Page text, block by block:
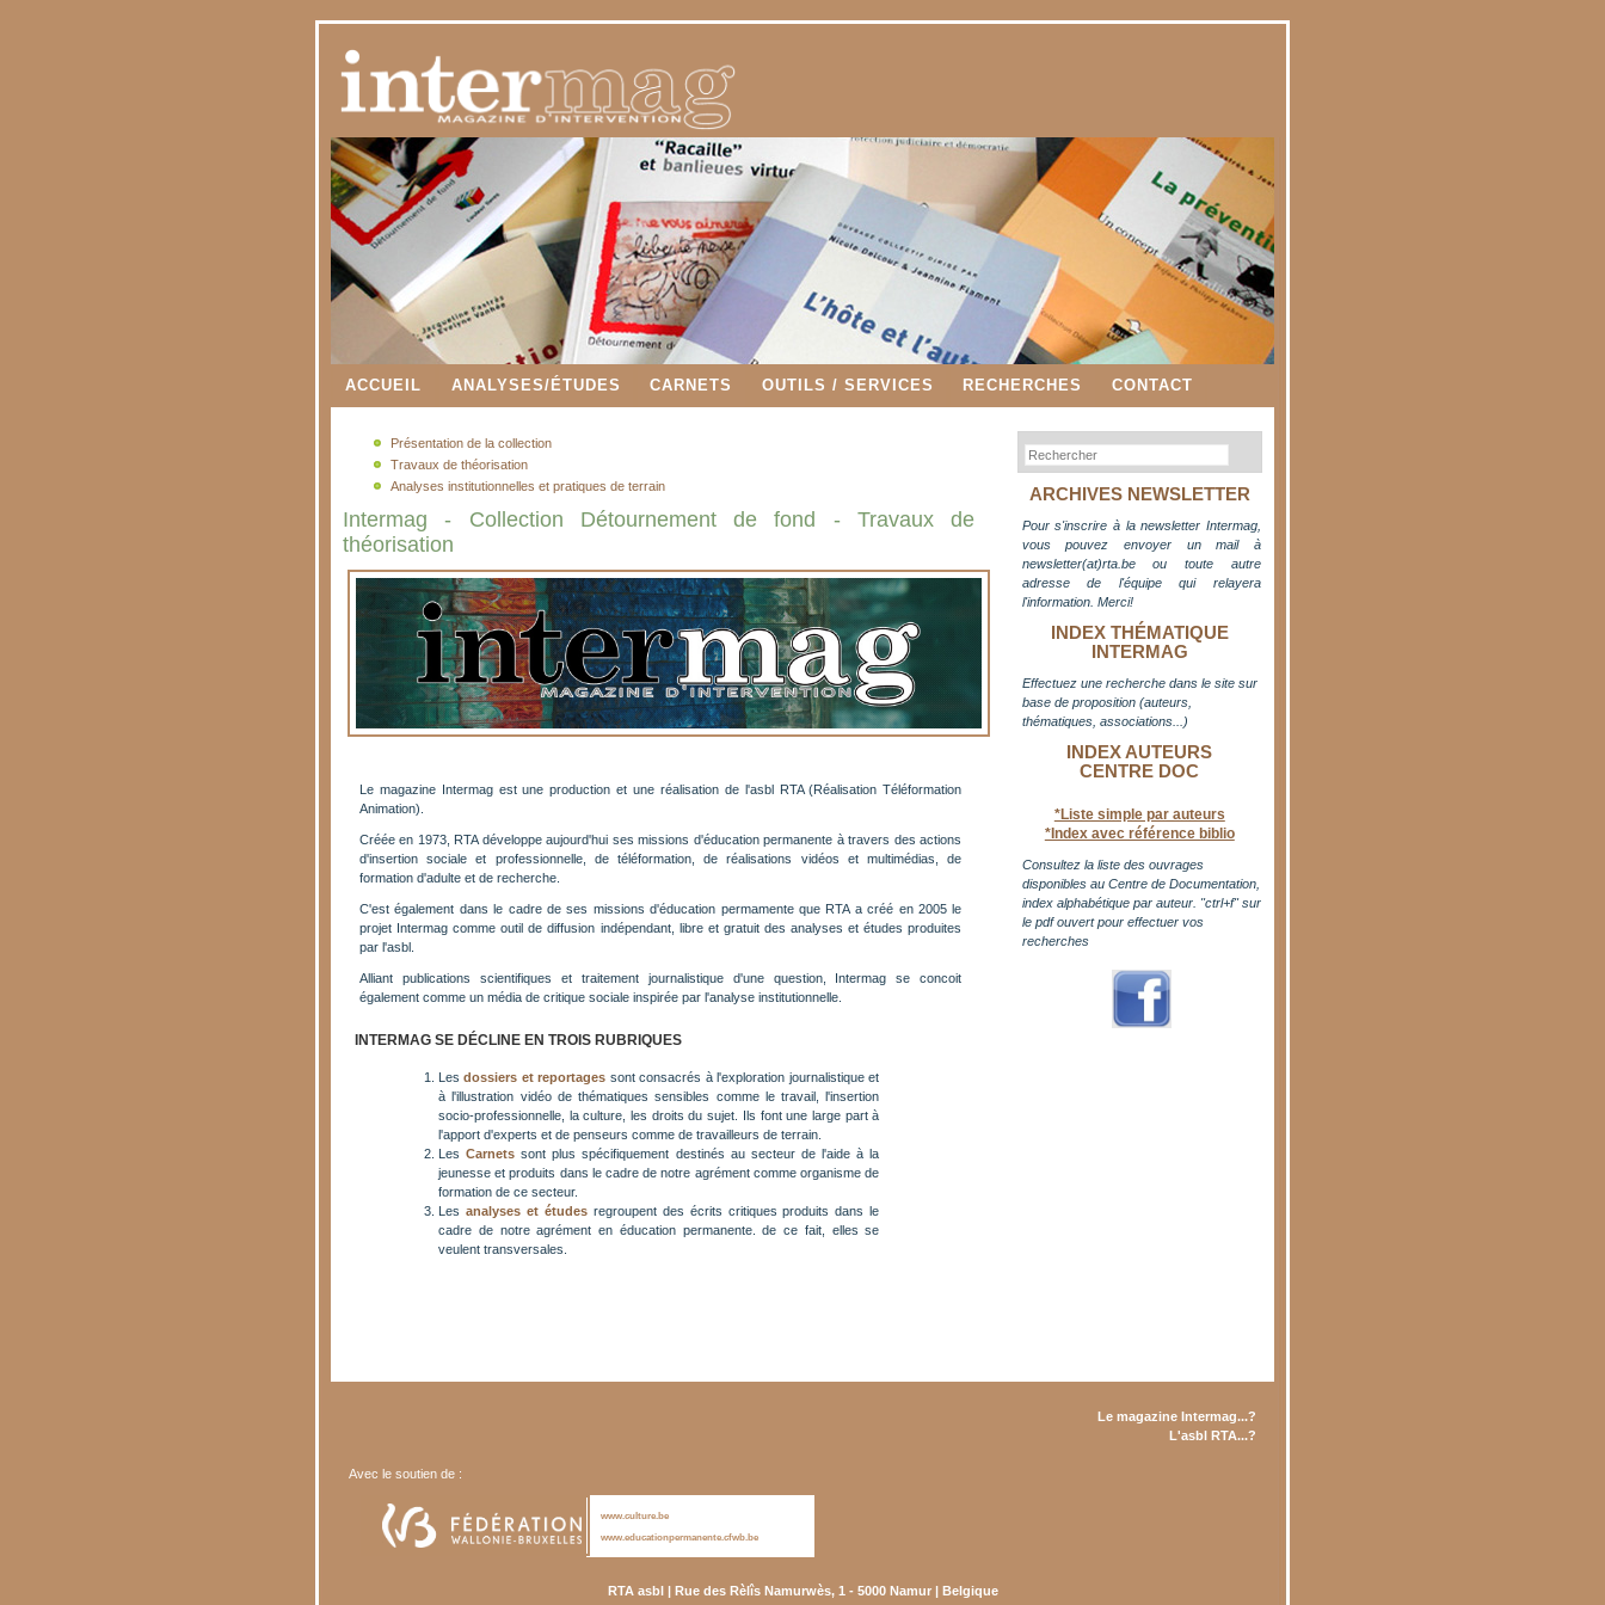
ACCUEIL ANALYSES/ÉTUDES CARNETS OUTILS / SERVICES RECHERCHES CONTACT
ARCHIVES NEWSLETTER
Pour s'inscrire à la newsletter Intermag,
vous pouvez envoyer un mail à
newsletter(at)rta.beou toute autre
adresse de l'équipe qui relayera
l'information. Merci!
INDEX THÉMATIQUE
INTERMAG
Effectuez une recherche dans le site sur
base de proposition (auteurs,
thématiques, associations...)
INDEX AUTEURS
CENTRE DOC
*Liste simple par auteurs
*Index avec référence biblio
Consultez la liste des ouvrages
disponibles au Centre de Documentation,
index alphabétique par auteur. "ctrl+f" sur
le pdf ouvert pour effectuer vos
recherches
Présentation de la collection
Travaux de théorisation
Analyses institutionnelles et pratiques de terrain
Intermag - Collection Détournement de fond - Travaux de
théorisation
Le magazine Intermag est une production et une réalisation de l'asbl RTA (Réalisation Téléformation
Animation).
Créée en 1973, RTA développe aujourd'hui ses missions d'éducation permanente à travers des actions
d'insertion sociale et professionnelle, de téléformation, de réalisations vidéos et multimédias, de
formation d'adulte et de recherche.
C'est également dans le cadre de ses missions d'éducation permamente que RTA a créé en 2005 le
projet Intermag comme outil de diffusion indépendant, libre et gratuit des analyses et études produites
par l'asbl.
Alliant publications scientifiques et traitement journalistique d'une question, Intermag se concoit
également comme un média de critique sociale inspirée par l'analyse institutionnelle.
INTERMAG SE DÉCLINE EN TROIS RUBRIQUES
Lesdossiers et reportages sont consacrés à l'exploration journalistique et
à l'illustration vidéo de thématiques sensibles comme le travail, l'insertion
socio-professionnelle, la culture, les droits du sujet. Ils font une large part à
l'apport d'experts et de penseurs comme de travailleurs de terrain.
LesCarnets sont plus spécifiquement destinés au secteur de l'aide à la
jeunesse et produits dans le cadre de notre agrément comme organisme de
formation de ce secteur.
Les analyses et étudesregroupent des écrits critiques produits dans le
cadre de notre agrément en éducation permanente. de ce fait, elles se
veulent transversales.
Le magazine Intermag...?
L'asbl RTA...?
Avec le soutien de :
www.culture.be
www.educationpermanente.cfwb.be
RTA asbl | Rue des Rèlîs Namurwès, 1 - 5000 Namur | Belgique